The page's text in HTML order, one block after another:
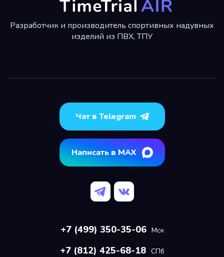
Разработчик и производитель спортивных надувных
изделий из ПВХ, ТПУ
Чат в Telegram
Написать в MAX
+7 (499) 350-35-06 Мск
+7 (812) 425-68-18 СПб